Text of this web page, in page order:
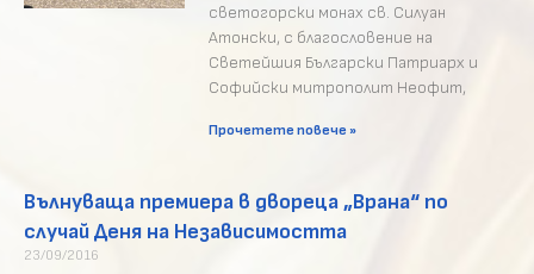
светогорски монах св. Силуан
Атонски, с благословение на
Светейшия Български Патриарх и
Софийски митрополит Неофит,
Прочетете повече »
Вълнуваща премиера в двореца „Врана“ по
случай Деня на Независимостта
23/09/2016